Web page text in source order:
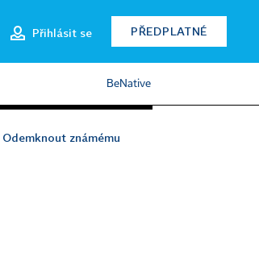
Přihlásit se PŘEDPLATNÉ
BeNative
Odemknout známému